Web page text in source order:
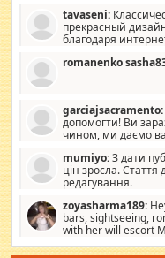
стандартные формы, в
со вкусом все в
мебель, а это не
tavaseni:
прекрасный
благодаря
romanenko
garciajsacramento:
допомогти! Ви
чином, ми даємо
допомагати людям, які
заслуговує на другий
повинні приймати від
витрат, а тільки
коментуйте цей пост.
зв'яжемося з вами з
сьогодні на
mumiyo:З дати
цін зросла.
редагування.
zoyasharma189:
bars, sightseeing,
with her will escort
sexy escort companion in
hotel had to spend the